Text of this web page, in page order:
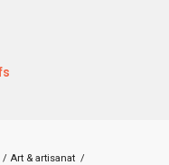
/ Art & artisanat /